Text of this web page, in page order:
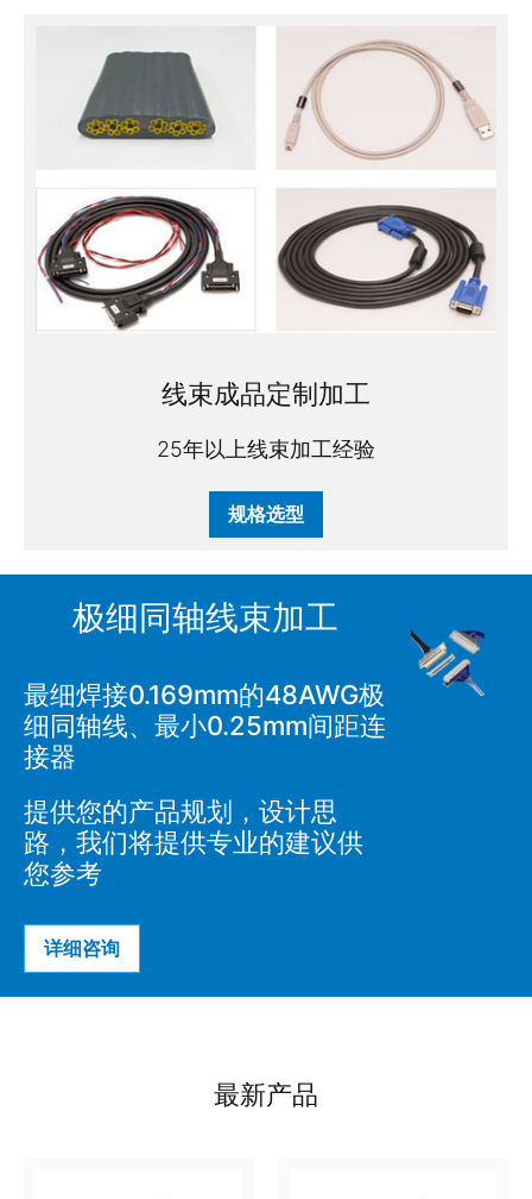
线束成品定制加工
25年以上线束加工经验
规格选型
极细同轴线束加工
最细焊接0.169mm的48AWG极
细同轴线、最小0.25mm间距连
接器
提供您的产品规划，设计思
路，我们将提供专业的建议供
您参考
详细咨询
最新产品